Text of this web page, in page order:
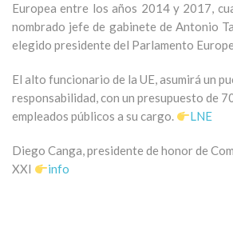
Europea entre los años 2014 y 2017,
nombrado jefe de gabinete de Antonio
elegido presidente del Parlamento
El alto funcionario de la UE, asumirá un
responsabilidad, con un presupuesto de
empleados públicos a su cargo.
LNE
Diego Canga, presidente de honor de
XXI
info